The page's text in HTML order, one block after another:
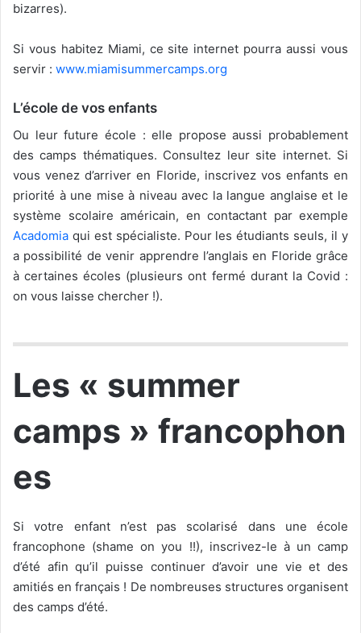
bizarres).
Si vous habitez Miami, ce site internet pourra aussi vous
servir : www.miamisummercamps.org
L’école de vos enfants
Ou leur future école : elle propose aussi probablement
des camps thématiques. Consultez leur site internet. Si
vous venez d’arriver en Floride, inscrivez vos enfants en
priorité à une mise à niveau avec la langue anglaise et le
système scolaire américain, en contactant par exemple
Acadomia qui est spécialiste. Pour les étudiants seuls, il y
a possibilité de venir apprendre l’anglais en Floride grâce
à certaines écoles (plusieurs ont fermé durant la Covid :
on vous laisse chercher !).
Les « summer
camps » francophon
es
Si votre enfant n’est pas scolarisé dans une école
francophone (shame on you !!), inscrivez-le à un camp
d’été afin qu’il puisse continuer d’avoir une vie et des
amitiés en français ! De nombreuses structures organisent
des camps d’été.